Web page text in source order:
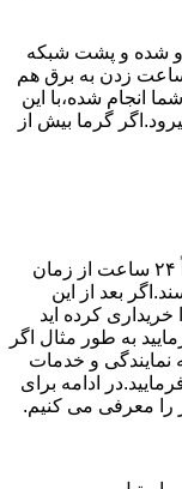
شده و پشت شبکه
زده.با بیرون کشیدن از برق و بعد از ۴ ساعت زدن به برق هم
انجام شده،با این
۸۰% از بین میرود.اگر گرما بیش از
یخچال هایی که تازه خریداری می شوند حدوداً ۲۴ ساعت از زمان
بعد از این
کرده اید
به طور مثال اگر
و خدمات
ادامه برای
را معرفی می کنیم.